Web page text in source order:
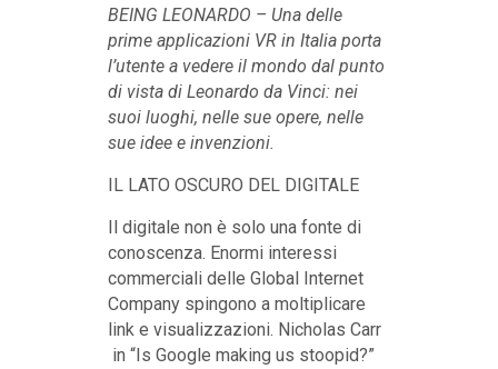
BEING LEONARDO – Una delle
prime applicazioni VR in Italia porta
l’utente a vedere il mondo dal punto
di vista di Leonardo da Vinci: nei
suoi luoghi, nelle sue opere, nelle
sue idee e invenzioni.
IL LATO OSCURO DEL DIGITALE
Il digitale non è solo una fonte di
conoscenza. Enormi interessi
commerciali delle Global Internet
Company spingono a moltiplicare
link e visualizzazioni. Nicholas Carr
in “Is Google making us stoopid?”